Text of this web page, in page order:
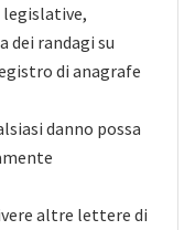
dei randagi su
di anagrafe
danno possa
altre lettere di